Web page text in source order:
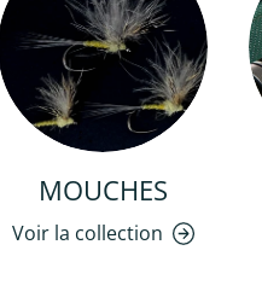
MOUCHES
Voir la collection